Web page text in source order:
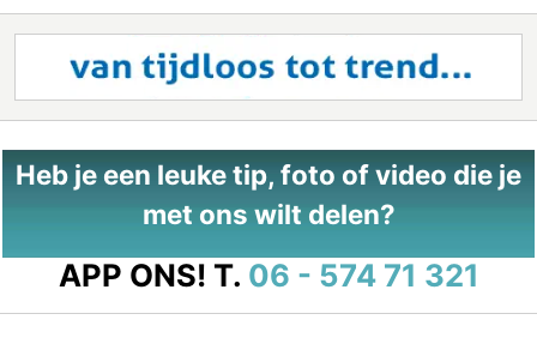
Heb je een leuke tip, foto of video die je
met ons wilt delen?
APP ONS! T. 06 - 574 71 321